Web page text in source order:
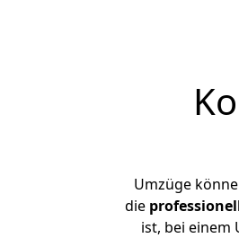
Umzüge
die
ist, bei einem